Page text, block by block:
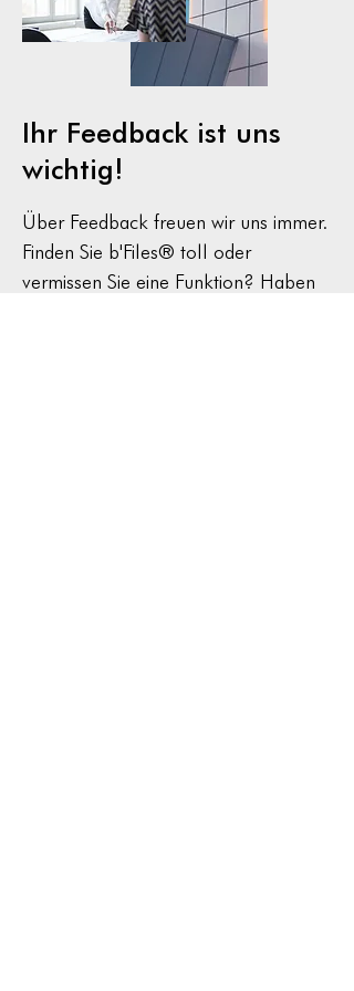
Ihr Feedback ist uns
wichtig!
Über Feedback freuen wir uns immer.
Finden Sie b'Files® toll oder
vermissen Sie eine Funktion? Haben